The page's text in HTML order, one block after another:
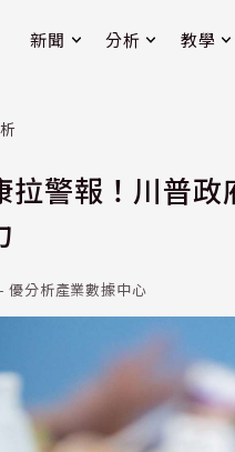
新聞 分析 教學
拉警報！川普
優分析產業數據中心